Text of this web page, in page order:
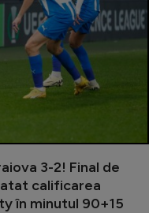
3-2! Final de
calificarea
în minutul 90+15